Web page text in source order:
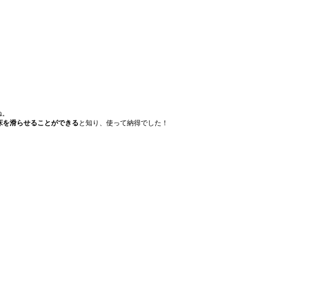
滑らせることができる と知り、使って納得でした！